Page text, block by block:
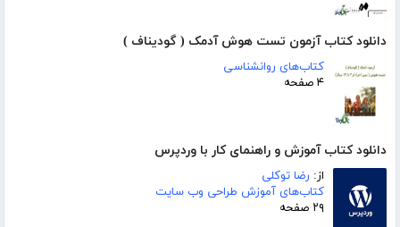
دانلود کتاب آزمون تست هوش آدمک ( گودیناف )
کتاب‌های روانشناسی
۴ صفحه
دانلود کتاب آموزش و راهنمای کار با وردپرس
از: رضا توکلی
کتاب‌های آموزش طراحی وب سایت
۲۹ صفحه